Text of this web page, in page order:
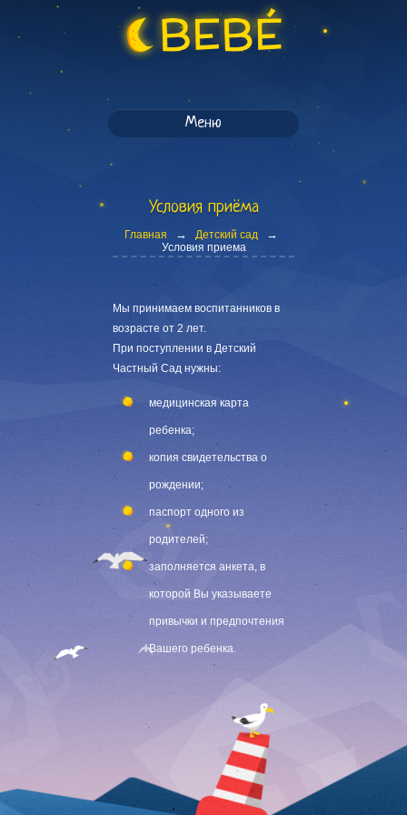
Меню
Условия приёма
Главная → Детский сад →
Условия приема
Мы принимаем воспитанников в
возрасте от 2 лет.
При поступлении в Детский
Частный Сад нужны:
медицинская карта
ребенка;
копия свидетельства о
рождении;
паспорт одного из
родителей;
заполняется анкета, в
которой Вы указываете
привычки и предпочтения
Вашего ребенка.